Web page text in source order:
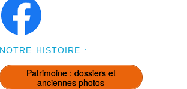
NOTRE HISTOIRE :
Patrimoine : dossiers et
anciennes photos